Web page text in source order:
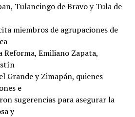
Tulancingo de Bravo y Tula de
miembros de agrupaciones de
Reforma, Emiliano Zapata,
Grande y Zimapán, quienes
e
sugerencias para asegurar la
y